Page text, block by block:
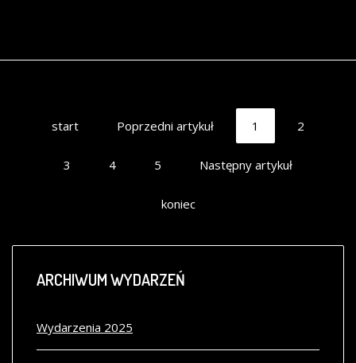
start Poprzedni artykuł 1 2
3 4 5 Następny artykuł
koniec
ARCHIWUMWYDARZEŃ
Wydarzenia 2025